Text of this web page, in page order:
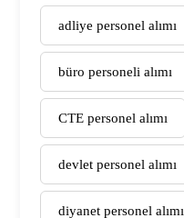
adliye personel alımı
büro personeli alımı
CTE personel alımı
devlet personel alımı
diyanet personel alımı